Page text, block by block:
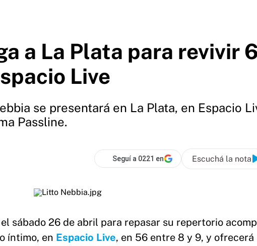
a La Plata para revivir
Live
se presentará en La Plata, en Espacio
Passline.
Seguí a 0221 en Escuchá la nota
el sábado 26 de abril para repasar su repertorio
íntimo, en Espacio Live, en 56 entre 8 y 9, y ofrecerá